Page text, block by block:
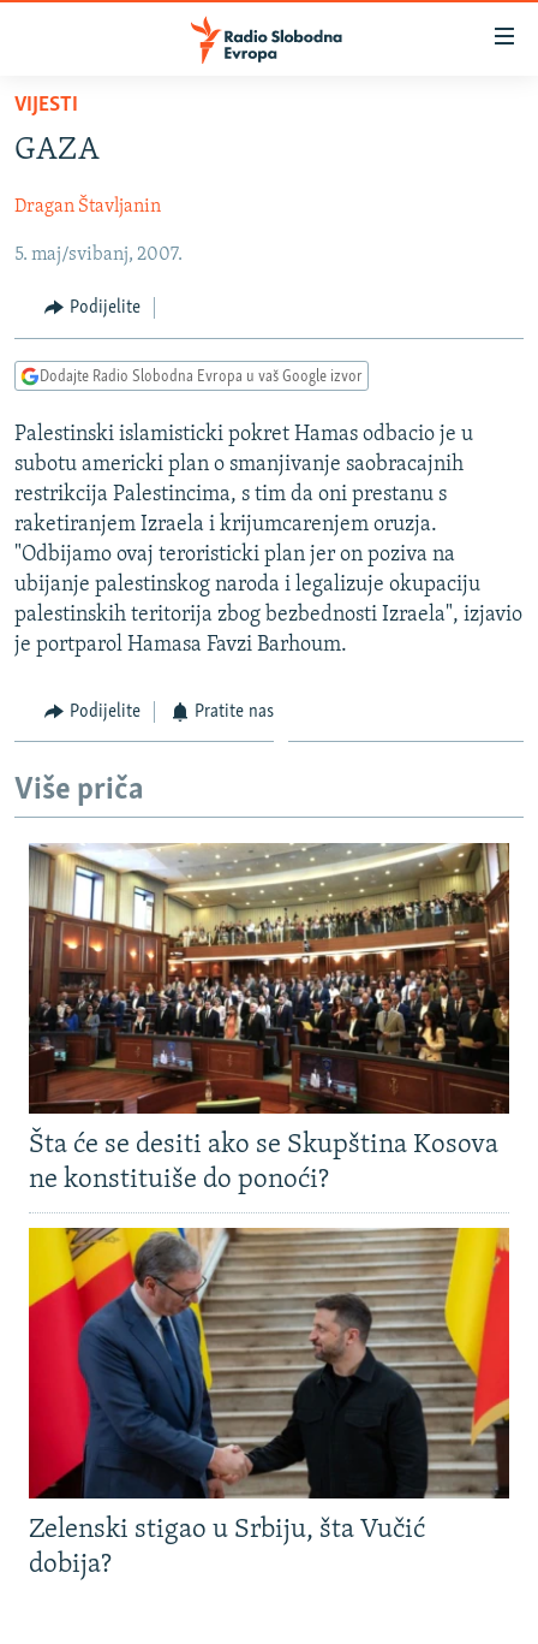
Pređite
glavni
Pređite
na
navigaciju
Pređite
na
pretragu
SRBIJA
KOSOVO
CRNA GORA
VIZUELNO
VIDEO
FOTOGALERIJE
INFOGRAFIKE
PODCASTI
RAT U UKRAJINI
KINA NA BALKANU
RSE PRIČE IZ SVIJETA
ISPRIČAJ MI
DNEVNO@RSE
SPECIJALI RSE
POPLAVE I KLIZIŠTA U BIH 2024.
TV LIBERTY
POST SCRIPTUM
MOJA EVROPA
TRI DECENIJE OD RATA U BIH
SVE KARTE DEJTONA
NASTANAK I RASPAD JUGOSLAVIJE
PRATITE NAS
Sve RFE/RL stranice
VIJESTI
GAZA
Dragan Štavljanin
5. maj/svibanj, 2007.
Podijelite
Dodajte Radio Slobodna Evropa u vaš Google izvor
Palestinski islamisticki pokret Hamas odbacio je u
subotu americki plan o smanjivanje saobracajnih
restrikcija Palestincima, s tim da oni prestanu s
raketiranjem Izraela i krijumcarenjem oruzja.
"Odbijamo ovaj teroristicki plan jer on poziva na
ubijanje palestinskog naroda i legalizuje okupaciju
palestinskih teritorija zbog bezbednosti Izraela", izjavio
je portparol Hamasa Favzi Barhoum.
Podijelite Pratite nas
Više priča
Šta će se desiti ako se Skupština Kosova
ne konstituiše do ponoći?
Zelenski stigao u Srbiju, šta Vučić
dobija?